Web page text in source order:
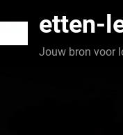
etten-
Jouw bron voor